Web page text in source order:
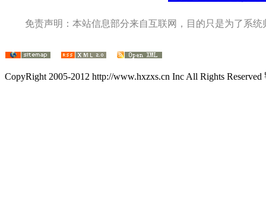
免责声明：本站信息部分来自互联网，目的只是为了系
CopyRight 2005-2012 http://www.hxzxs.cn Inc All Rights